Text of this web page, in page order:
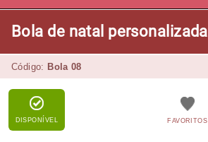
Bola de natal personalizada
Código: Bola 08
DISPONÍVEL FAVORITOS